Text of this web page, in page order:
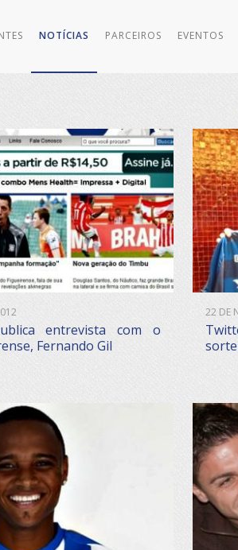
NOTÍCIAS PARCEIROS EVENTOS
entrevista com o
Fernando Gil
22 DE